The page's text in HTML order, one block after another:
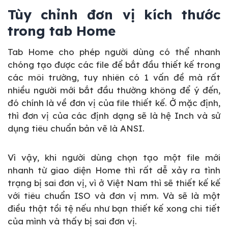
Tùy chỉnh đơn vị kích thước
trong tab Home
Tab Home cho phép người dùng có thể nhanh
chóng tạo được các file để bắt đầu thiết kế trong
các môi trường, tuy nhiên có 1 vấn đề mà rất
nhiều người mới bắt đầu thường không để ý đến,
đó chính là về đơn vị của file thiết kế. Ở mặc định,
thì đơn vị của các định dạng sẽ là hệ Inch và sử
dụng tiêu chuẩn bản vẽ là ANSI.
Vì vậy, khi người dùng chọn tạo một file mới
nhanh từ giao diện Home thì rất dễ xảy ra tình
trạng bị sai đơn vị, vì ở Việt Nam thì sẽ thiết kế kế
với tiêu chuẩn ISO và đơn vị mm. Và sẽ là một
điều thật tồi tệ nếu như bạn thiết kế xong chi tiết
của mình và thấy bị sai đơn vị.